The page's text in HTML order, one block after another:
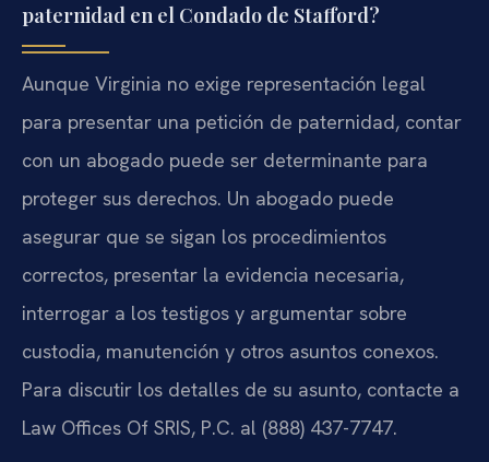
paternidad en el Condado de Stafford?
Aunque Virginia no exige representación legal
para presentar una petición de paternidad, contar
con un abogado puede ser determinante para
proteger sus derechos. Un abogado puede
asegurar que se sigan los procedimientos
correctos, presentar la evidencia necesaria,
interrogar a los testigos y argumentar sobre
custodia, manutención y otros asuntos conexos.
Para discutir los detalles de su asunto, contacte a
Law Offices Of SRIS, P.C. al (888) 437-7747.